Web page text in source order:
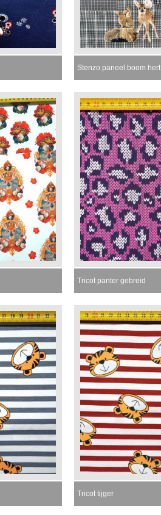
Stenzo paneel boom hert
Tricot panter gebreid
Tricot tijger